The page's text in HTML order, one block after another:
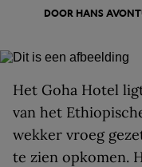
DOOR HANS
Het Goha Hotel
van het
wekker vroeg
te zien opkomen.